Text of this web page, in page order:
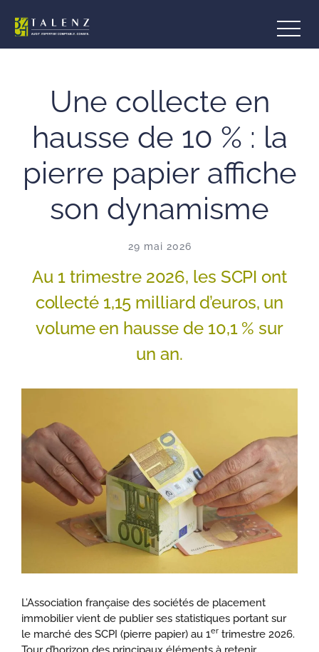
contenu
Une collecte en
hausse de 10 % : la
pierre papier affiche
son dynamisme
29 mai 2026
Au 1 trimestre 2026, les SCPI ont
collecté 1,15 milliard d’euros, un
volume en hausse de 10,1 % sur
un an.
L’Association française des sociétés de placement
immobilier vient de publier ses statistiques portant sur
le marché des SCPI (pierre papier) au 1er trimestre 2026.